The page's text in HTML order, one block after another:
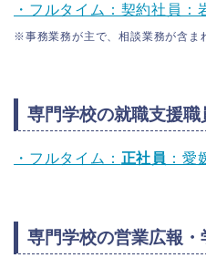
・フルタイム：契約社員：
※事務業務が主で、相談業務が含ま
専門学校の就職支援職
・フルタイム： 正社員 ：愛
専門学校の営業広報・